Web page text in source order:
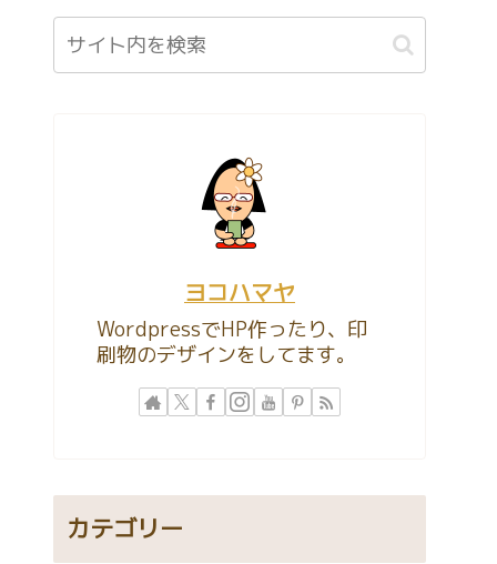
ヨコハマヤ
WordpressでHP作ったり、印
刷物のデザインをしてます。
カテゴリー